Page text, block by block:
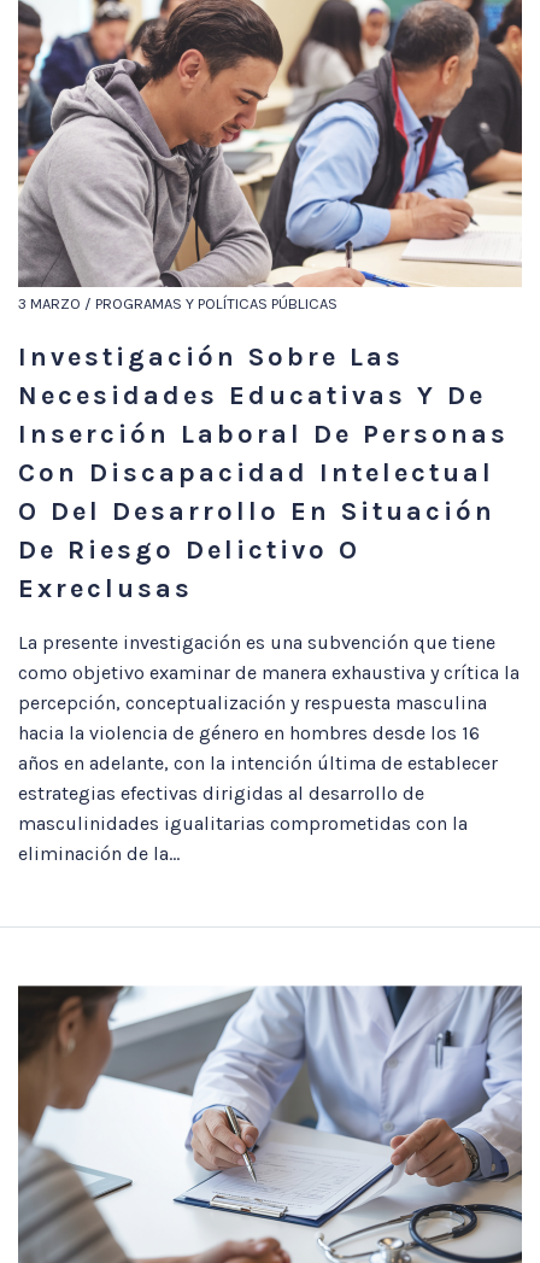
3 MARZO / PROGRAMAS Y POLÍTICAS PÚBLICAS
Investigación Sobre Las
Necesidades Educativas Y De
Inserción Laboral De Personas
Con Discapacidad Intelectual
O Del Desarrollo En Situación
De Riesgo Delictivo O
Exreclusas
La presente investigación es una subvención que tiene
como objetivo examinar de manera exhaustiva y crítica la
percepción, conceptualización y respuesta masculina
hacia la violencia de género en hombres desde los 16
años en adelante, con la intención última de establecer
estrategias efectivas dirigidas al desarrollo de
masculinidades igualitarias comprometidas con la
eliminación de la...